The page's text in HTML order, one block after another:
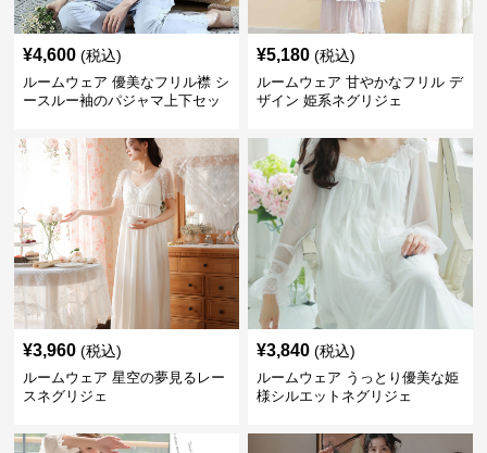
¥4,600 (税込)
ルームウェア 優美なフリル襟 シ
ースルー袖のパジャマ上下セッ
¥5,180 (税込)
ルームウェア 甘やかなフリル デ
ザイン 姫系ネグリジェ
¥3,960 (税込)
ルームウェア 星空の夢見るレー
スネグリジェ
¥3,840 (税込)
ルームウェア うっとり優美な姫
様シルエットネグリジェ